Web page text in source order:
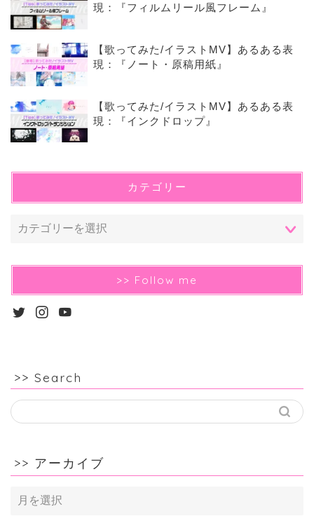
現：『フィルムリール風フレーム』
【歌ってみた/イラストMV】あるある表
現：『ノート・原稿用紙』
【歌ってみた/イラストMV】あるある表
現：『インクドロップ』
カテゴリー
>> Follow me
>> Search
>> アーカイブ
ア